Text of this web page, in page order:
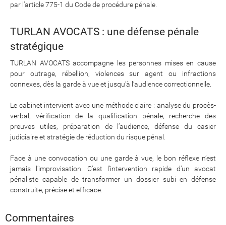
par l’article 775-1 du Code de procédure pénale.
TURLAN AVOCATS : une défense pénale
stratégique
TURLAN AVOCATS accompagne les personnes mises en cause
pour outrage, rébellion, violences sur agent ou infractions
connexes, dès la garde à vue et jusqu’à l’audience correctionnelle.
Le cabinet intervient avec une méthode claire : analyse du procès-
verbal, vérification de la qualification pénale, recherche des
preuves utiles, préparation de l’audience, défense du casier
judiciaire et stratégie de réduction du risque pénal.
Face à une convocation ou une garde à vue, le bon réflexe n’est
jamais l’improvisation. C’est l’intervention rapide d’un avocat
pénaliste capable de transformer un dossier subi en défense
construite, précise et efficace.
Commentaires